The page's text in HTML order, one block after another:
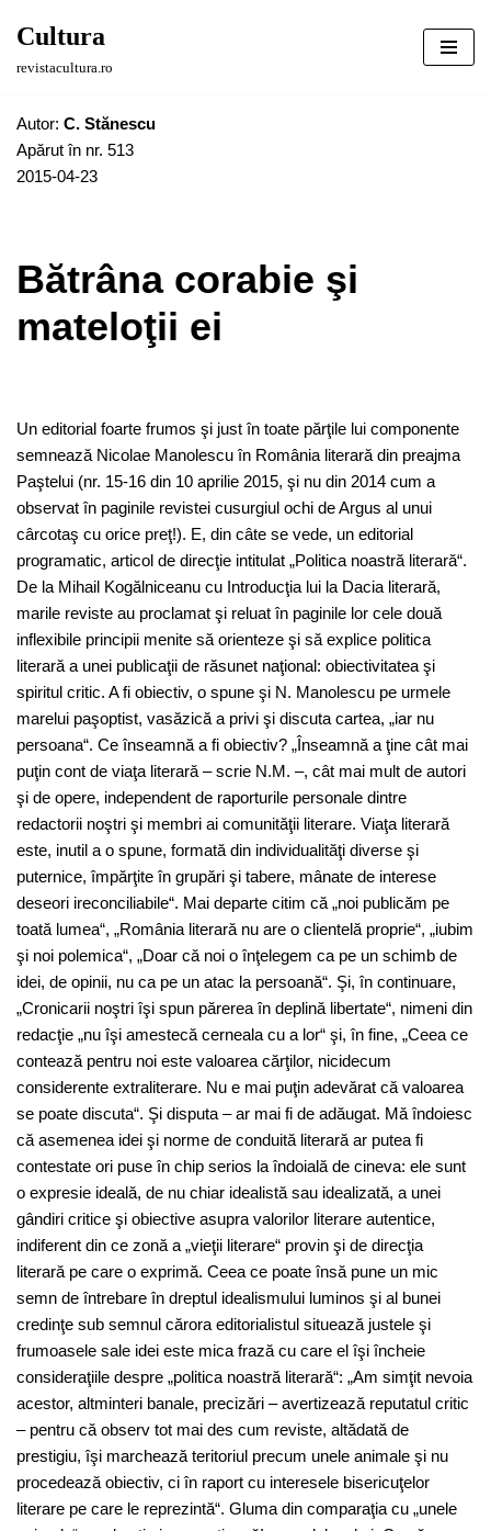
Sari
Cultura
revistacultura.ro
Autor: C. Stănescu
Apărut în nr. 513
2015-04-23
Bătrâna corabie şi
mateloţii ei
Un editorial foarte frumos şi just în toate părţile lui componente
semnează Nicolae Manolescu în România literară din preajma
Paştelui (nr. 15-16 din 10 aprilie 2015, şi nu din 2014 cum a
observat în paginile revistei cusurgiul ochi de Argus al unui
cârcotaş cu orice preţ!). E, din câte se vede, un editorial
programatic, articol de direcţie intitulat „Politica noastră literară“.
De la Mihail Kogălniceanu cu Introducţia lui la Dacia literară,
marile reviste au proclamat şi reluat în paginile lor cele două
inflexibile principii menite să orienteze şi să explice politica
literară a unei publicaţii de răsunet naţional: obiectivitatea şi
spiritul critic. A fi obiectiv, o spune şi N. Manolescu pe urmele
marelui paşoptist, vasăzică a privi şi discuta cartea, „iar nu
persoana“. Ce înseamnă a fi obiectiv? „Înseamnă a ţine cât mai
puţin cont de viaţa literară – scrie N.M. –, cât mai mult de autori
şi de opere, independent de raporturile personale dintre
redactorii noştri şi membri ai comunităţii literare. Viaţa literară
este, inutil a o spune, formată din individualităţi diverse şi
puternice, împărţite în grupări şi tabere, mânate de interese
deseori ireconciliabile“. Mai departe citim că „noi publicăm pe
toată lumea“, „România literară nu are o clientelă proprie“, „iubim
şi noi polemica“, „Doar că noi o înţelegem ca pe un schimb de
idei, de opinii, nu ca pe un atac la persoană“. Şi, în continuare,
„Cronicarii noştri îşi spun părerea în deplină libertate“, nimeni din
redacţie „nu îşi amestecă cerneala cu a lor“ şi, în fine, „Ceea ce
contează pentru noi este valoarea cărţilor, nicidecum
considerente extraliterare. Nu e mai puţin adevărat că valoarea
se poate discuta“. Şi disputa – ar mai fi de adăugat. Mă îndoiesc
că asemenea idei şi norme de conduită literară ar putea fi
contestate ori puse în chip serios la îndoială de cineva: ele sunt
o expresie ideală, de nu chiar idealistă sau idealizată, a unei
gândiri critice şi obiective asupra valorilor literare autentice,
indiferent din ce zonă a „vieţii literare“ provin şi de direcţia
literară pe care o exprimă. Ceea ce poate însă pune un mic
semn de întrebare în dreptul idealismului luminos şi al bunei
credinţe sub semnul cărora editorialistul situează justele şi
frumoasele sale idei este mica frază cu care el îşi încheie
consideraţiile despre „politica noastră literară“: „Am simţit nevoia
acestor, altminteri banale, precizări – avertizează reputatul critic
– pentru că observ tot mai des cum reviste, altădată de
prestigiu, îşi marchează teritoriul precum unele animale şi nu
procedează obiectiv, ci în raport cu interesele bisericuţelor
literare pe care le reprezintă“. Gluma din comparaţia cu „unele